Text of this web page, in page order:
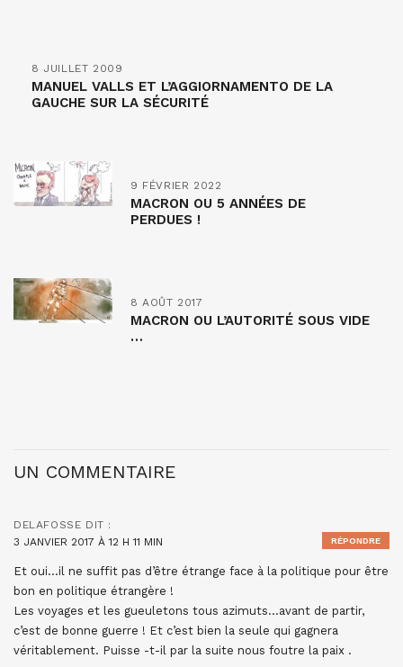
8 JUILLET 2009
MANUEL VALLS ET L’AGGIORNAMENTO DE LA
GAUCHE SUR LA SÉCURITÉ
9 FÉVRIER 2022
MACRON OU 5 ANNÉES DE
PERDUES !
8 AOÛT 2017
MACRON OU L’AUTORITÉ SOUS VIDE
…
UN COMMENTAIRE
DELAFOSSE DIT :
3 JANVIER 2017 À 12 H 11 MIN
Et oui…il ne suffit pas d’être étrange face à la politique pour être
bon en politique étrangère !
Les voyages et les gueuletons tous azimuts…avant de partir,
c’est de bonne guerre ! Et c’est bien la seule qui gagnera
véritablement. Puisse -t-il par la suite nous foutre la paix .
RÉPONDRE